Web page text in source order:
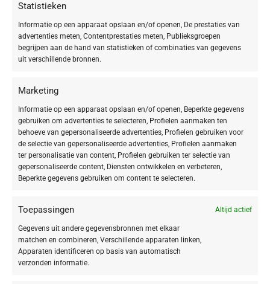
Statistieken
Informatie op een apparaat opslaan en/of openen, De prestaties van
advertenties meten, Contentprestaties meten, Publieksgroepen
begrijpen aan de hand van statistieken of combinaties van gegevens
uit verschillende bronnen.
Marketing
Informatie op een apparaat opslaan en/of openen, Beperkte gegevens
gebruiken om advertenties te selecteren, Profielen aanmaken ten
behoeve van gepersonaliseerde advertenties, Profielen gebruiken voor
de selectie van gepersonaliseerde advertenties, Profielen aanmaken
ter personalisatie van content, Profielen gebruiken ter selectie van
gepersonaliseerde content, Diensten ontwikkelen en verbeteren,
Beperkte gegevens gebruiken om content te selecteren.
Toepassingen Altijd actief
Gegevens uit andere gegevensbronnen met elkaar
matchen en combineren, Verschillende apparaten linken,
Apparaten identificeren op basis van automatisch
verzonden informatie.
Deze BABOR Creamy Lipstick is een crème-achtige,
vochtinbrengende lippenstift met intensief
verzorgende textuur voor langdurig stralende
met eenprachtige optimale kleurfinish . Desterk gepigmenteerde, rijke
formule
intensieve kleurafgifte
vanaf de eerste keer
aanbrengen. Je lippen krijgen eenstralende finish.
Met vochtinbrengende mangoboter, ultiem plumping- en anti-
rimpeleffect.
Toepassing
De lippenstift vanuit het midden richting de mondhoeken aanbrengen.
Afhankelijk van de gewenste look, met een bijpassende lipliner de
binnenste lipcontouren of met een Line Correcting Pencil de buitenste